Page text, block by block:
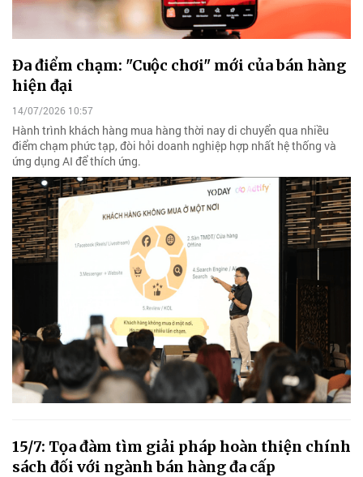
Đa điểm chạm: "Cuộc chơi" mới của bán hàng
hiện đại
14/07/2026 10:57
Hành trình khách hàng mua hàng thời nay di chuyển qua nhiều
điểm chạm phức tạp, đòi hỏi doanh nghiệp hợp nhất hệ thống và
ứng dụng AI để thích ứng.
15/7: Tọa đàm tìm giải pháp hoàn thiện chính
sách đối với ngành bán hàng đa cấp